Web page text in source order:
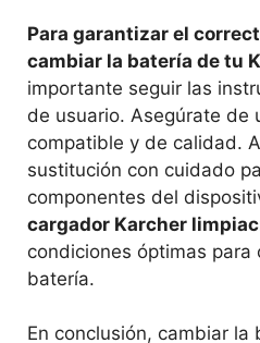
Para garantizar el
cambiar la batería de tu
importante seguir las
de usuario. Asegúrate de
compatible y de calidad.
sustitución con cuidado
componentes del
cargador Karcher
condiciones óptimas para
batería.
En conclusión, cambiar la